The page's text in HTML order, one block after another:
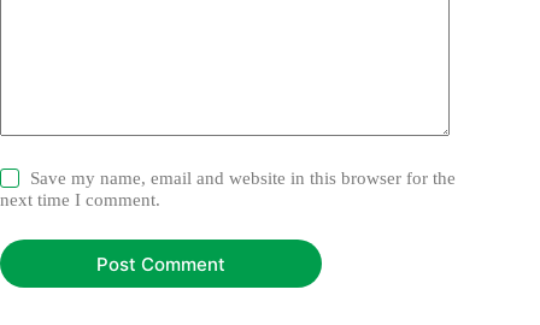
Save my name, email and website in this browser for the
next time I comment.
Post Comment